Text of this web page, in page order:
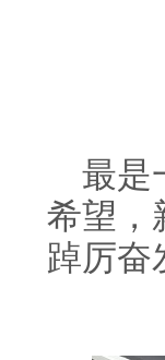
最是
希望，
踔厉奋